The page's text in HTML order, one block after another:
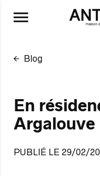
Aller au
Blog
En
Argalouve
PUBLIÉ LE 29/02/